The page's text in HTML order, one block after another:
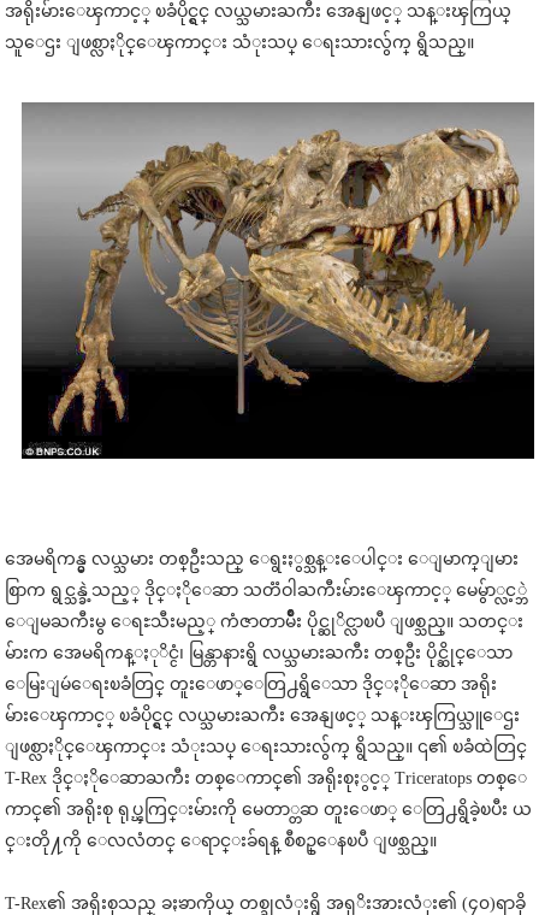
အရိုးမ်ားေၾကာင့္ ၿခံပိုင္ရွင္ လယ္သမားႀကီး အေနျဖင့္ သန္းၾကြယ္
သူေဌး ျဖစ္လာႏိုင္ေၾကာင္း သံုးသပ္ ေရးသားလွ်က္ ရွိသည္။
အေမရိကန္မွ လယ္သမား တစ္ဦးသည္ ေရွးႏွစ္သန္းေပါင္း ေျမာက္ျမား
စြာက ရွင္သန္ခဲ့သည့္ ဒိုင္ႏိုေဆာ သတၱဝါႀကီးမ်ားေၾကာင့္ မေမွ်ာ္လင့္ဘဲ
ေျမႀကီးမွ ေရႊသီးမည့္ ကံဇာတာမ်ိဳး ပိုင္ဆုိင္လာၿပီ ျဖစ္သည္။ သတင္း
မ်ားက အေမရိကန္ႏုိင္ငံ၊ မြန္တာနားရွိ လယ္သမားႀကီး တစ္ဦး ပိုင္ဆိုင္ေသာ
ေမြးျမဴေရးၿခံတြင္ တူးေဖာ္ေတြ႕ရွိေသာ ဒိုင္ႏိုေဆာ အရိုး
မ်ားေၾကာင့္ ၿခံပိုင္ရွင္ လယ္သမားႀကီး အေနျဖင့္ သန္းၾကြယ္သူေဌး
ျဖစ္လာႏိုင္ေၾကာင္း သံုးသပ္ ေရးသားလွ်က္ ရွိသည္။ ၎၏ ၿခံထဲတြင္
T-Rex ဒိုင္ႏိုေဆာႀကီး တစ္ေကာင္၏ အရိုးစုႏွင့္ Triceratops တစ္ေ
ကာင္၏ အရိုးစု ရုပ္ၾကြင္းမ်ားကို မေတာ္တဆ တူးေဖာ္ ေတြ႕ရွိခဲ့ၿပီး ယ
င္းတို႔ကို ေလလံတင္ ေရာင္းခ်ရန္ စီစဥ္ေနၿပီ ျဖစ္သည္။
T-Rex၏ အရိုးစုသည္ ခႏၶာကိုယ္ တစ္ခုလံုးရွိ အရုိးအားလံုး၏ (၄၀)ရာခို